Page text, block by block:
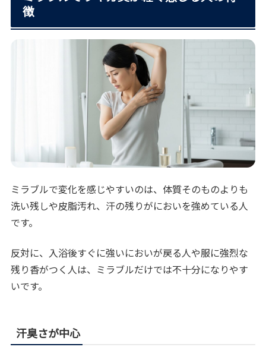
徴
ミラブルで変化を感じやすいのは、体質そのものよりも
洗い残しや皮脂汚れ、汗の残りがにおいを強めている人
です。
反対に、入浴後すぐに強いにおいが戻る人や服に強烈な
残り香がつく人は、ミラブルだけでは不十分になりやす
いです。
汗臭さが中心